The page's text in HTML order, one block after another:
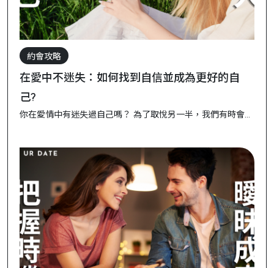
約會攻略
在愛中不迷失：如何找到自信並成為更好的自
己?
你在愛情中有迷失過自己嗎？ 為了取悅另一半，我們有時會不
章將告訴你如何在感情中找到自信，平衡自我成長與愛情。
一、了解自信與愛情的關係 自信不是來自外在的讚美，而是來
自內心的自我認可...